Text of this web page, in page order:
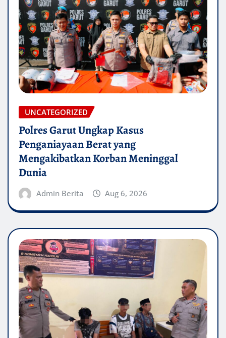
UNCATEGORIZED
Polres Garut Ungkap Kasus
Penganiayaan Berat yang
Mengakibatkan Korban Meninggal
Dunia
Admin Berita Aug 6, 2026